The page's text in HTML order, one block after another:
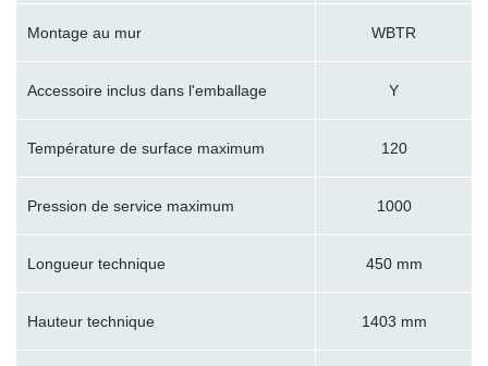
Montage au mur WBTR
Accessoire inclus dans l'emballage Y
Température de surface maximum 120
Pression de service maximum 1000
Longueur technique 450 mm
Hauteur technique 1403 mm